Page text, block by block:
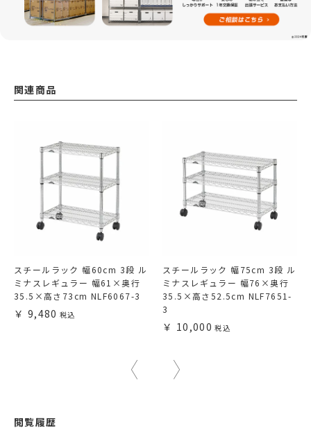
関連商品
スチールラック 幅60cm 3段 ル
ミナスレギュラー 幅61×奥行
35.5×高さ73cm NLF6067-3
9,480
スチールラック 幅75cm 3段 ル
ミナスレギュラー 幅76×奥行
35.5×高さ52.5cm NLF7651-
3
10,000
閲覧履歴